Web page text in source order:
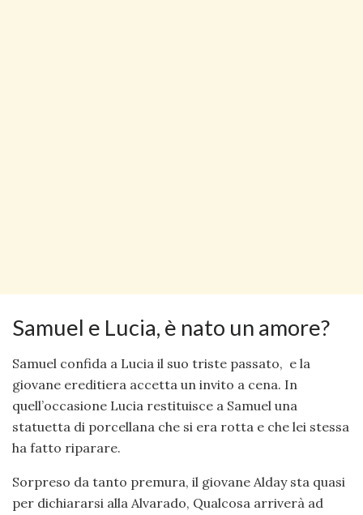
Samuel e Lucia, è nato un amore?
Samuel confida a Lucia il suo triste passato, e la
giovane ereditiera accetta un invito a cena. In
quell’occasione Lucia restituisce a Samuel una
statuetta di porcellana che si era rotta e che lei stessa
ha fatto riparare.
Sorpreso da tanto premura, il giovane Alday sta quasi
per dichiararsi alla Alvarado, Qualcosa arriverà ad